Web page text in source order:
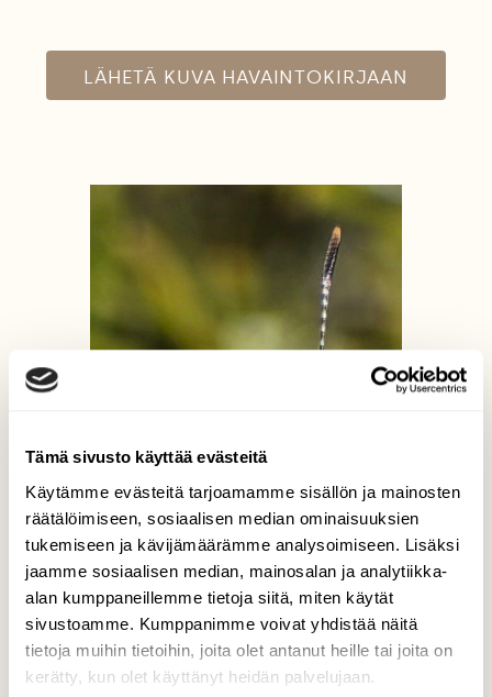
Tämä sivusto käyttää evästeitä
Käytämme evästeitä tarjoamamme sisällön ja mainosten
räätälöimiseen, sosiaalisen median ominaisuuksien
tukemiseen ja kävijämäärämme analysoimiseen. Lisäksi
jaamme sosiaalisen median, mainosalan ja analytiikka-
alan kumppaneillemme tietoja siitä, miten käytät
sivustoamme. Kumppanimme voivat yhdistää näitä
tietoja muihin tietoihin, joita olet antanut heille tai joita on
kerätty, kun olet käyttänyt heidän palvelujaan.
LÄHETÄ KUVA HAVAINTOKIRJAAN